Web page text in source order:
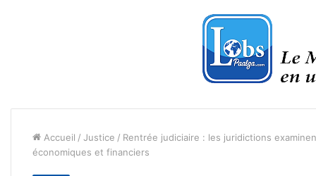
Accueil / Justice / Rentrée judiciaire : les juridictions
économiques et financiers